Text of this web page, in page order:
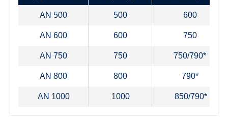
AN 500 500 600
AN 600 600 750
AN 750 750 750/790*
AN 800 800 790*
AN 1000 1000 850/790*